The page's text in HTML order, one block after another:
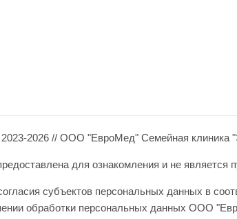
2026 // ООО "ЕвроМед" Семейная клиника
для ознакомления и не является
субъектов персональных данных в
обработки персональных данных ООО